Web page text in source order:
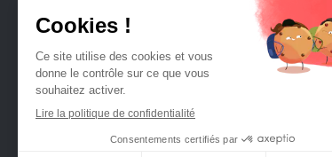
Créée en 1963, la Fondation Maison
soutient la recherche et la diffusion des